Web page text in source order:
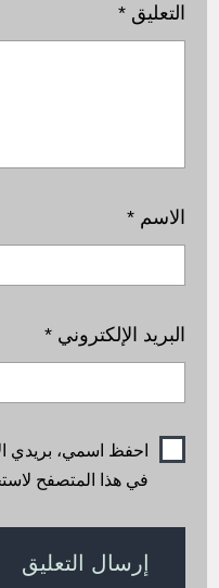
التعليق*
الاسم*
البريد الإلكتروني*
احفظ اسمي، بريدي
في هذا المتصفح